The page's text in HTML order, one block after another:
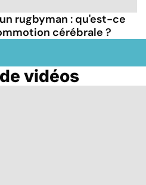
rugbyman : qu'est-ce
cérébrale ?
vidéos